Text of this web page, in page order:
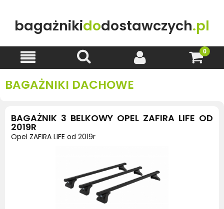
bagażnikidodostawczych.pl
BAGAŻNIKI DACHOWE
BAGAŻNIK 3 BELKOWY OPEL ZAFIRA LIFE OD
2019R
Opel ZAFIRA LIFE od 2019r